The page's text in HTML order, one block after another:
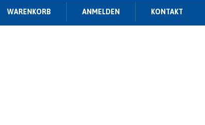
WARENKORB ANMELDEN KONTAKT